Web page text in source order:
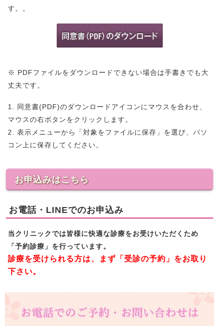
す。。
※ PDFファイルをダウンロードできない場合は手書きでも大
丈夫です。
1. 同意書(PDF)のダウンロードアイコンにマウスを合わせ、
マウスの右ボタンをクリックします。
2. 表示メニューから「対象をファイルに保存」を選び、パソ
コン上に保存してください。
お申込みはこちら
お電話・LINEでのお申込み
当クリニックでは皆様に快適な診療をお受けいただくため
「予約診療」を行っています。
診療を受けられる方は、まず「受診の予約」をお取り
下さい。